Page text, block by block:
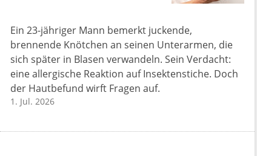
Ein 23-jähriger Mann bemerkt juckende,
brennende Knötchen an seinen Unterarmen, die
sich später in Blasen verwandeln. Sein Verdacht:
eine allergische Reaktion auf Insektenstiche. Doch
der Hautbefund wirft Fragen auf.
1. Jul. 2026